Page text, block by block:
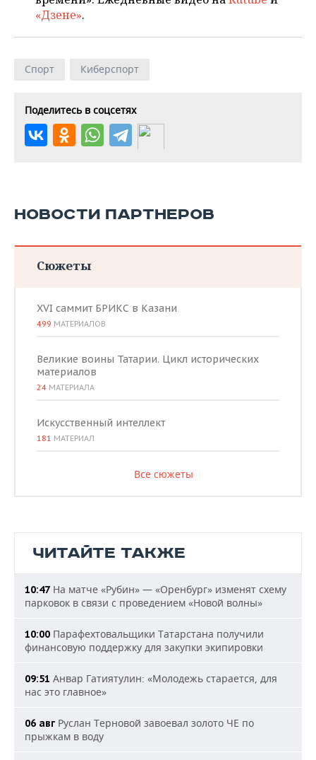
«Дзене».
Спорт Киберспорт
Поделитесь в соцсетях
НОВОСТИ ПАРТНЕРОВ
Сюжеты
XVI саммит БРИКС в Казани
499 МАТЕРИАЛОВ
Великие воины Татарии. Цикл исторических
материалов
24 МАТЕРИАЛА
Искусственный интеллект
181 МАТЕРИАЛ
Все сюжеты
ЧИТАЙТЕ ТАКЖЕ
10:47 На матче «Рубин» — «Оренбург» изменят схему
парковок в связи с проведением «Новой волны»
10:00 Парафехтовальщики Татарстана получили
финансовую поддержку для закупки экипировки
09:51 Анвар Гатиятулин: «Молодежь старается, для
нас это главное»
06 авг Руслан Терновой завоевал золото ЧЕ по
прыжкам в воду